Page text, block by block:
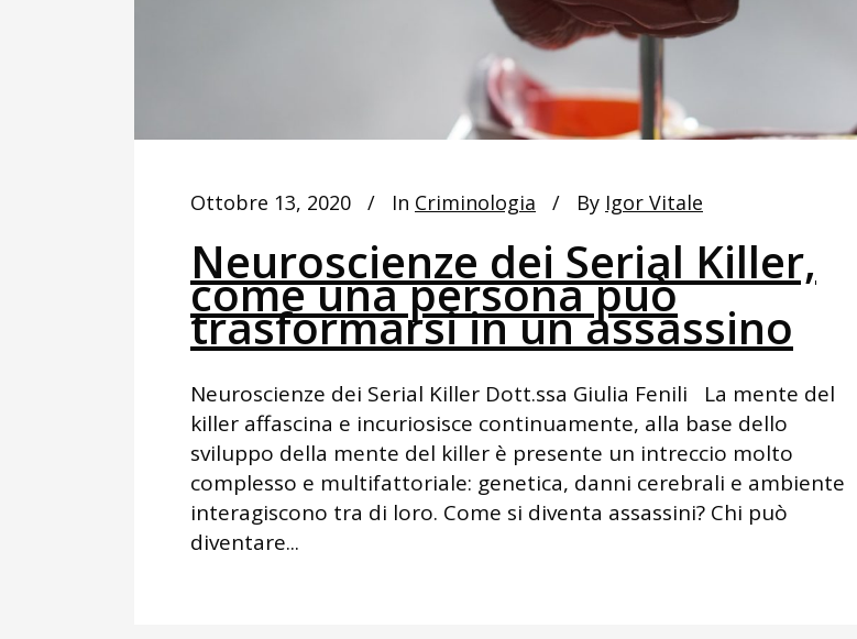
Ottobre 13, 2020 In Criminologia By Igor Vitale
Neuroscienze dei Serial Killer,
come una persona può
trasformarsi in un assassino
Neuroscienze dei Serial Killer Dott.ssa Giulia Fenili La mente del
killer affascina e incuriosisce continuamente, alla base dello
sviluppo della mente del killer è presente un intreccio molto
complesso e multifattoriale: genetica, danni cerebrali e ambiente
interagiscono tra di loro. Come si diventa assassini? Chi può
diventare...